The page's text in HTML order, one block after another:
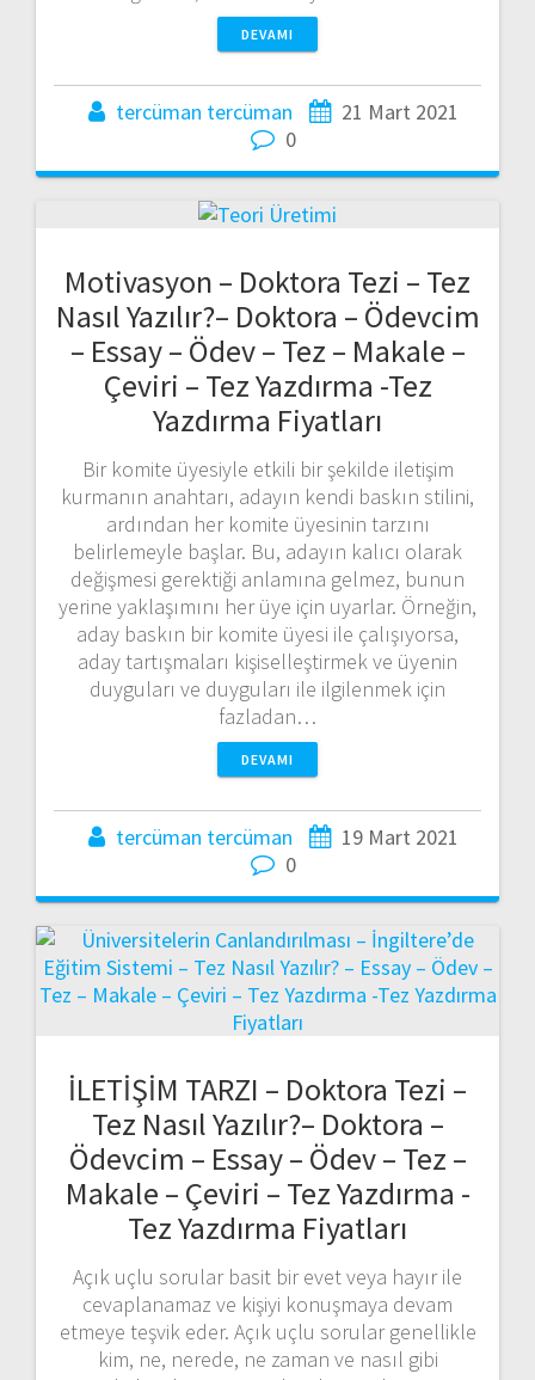
DEVAMI
tercüman tercüman
21 Mart 2021
0
Motivasyon – Doktora Tezi – Tez
Nasıl Yazılır?– Doktora – Ödevcim
– Essay – Ödev – Tez – Makale –
Çeviri – Tez Yazdırma -Tez
Yazdırma Fiyatları
Bir komite üyesiyle etkili bir şekilde iletişim
kurmanın anahtarı, adayın kendi baskın stilini,
ardından her komite üyesinin tarzını
belirlemeyle başlar. Bu, adayın kalıcı olarak
değişmesi gerektiği anlamına gelmez, bunun
yerine yaklaşımını her üye için uyarlar. Örneğin,
aday baskın bir komite üyesi ile çalışıyorsa,
aday tartışmaları kişiselleştirmek ve üyenin
duyguları ve duyguları ile ilgilenmek için
fazladan…
DEVAMI
tercüman tercüman
19 Mart 2021
0
İLETİŞİM TARZI – Doktora Tezi –
Tez Nasıl Yazılır?– Doktora –
Ödevcim – Essay – Ödev – Tez –
Makale – Çeviri – Tez Yazdırma -
Tez Yazdırma Fiyatları
Açık uçlu sorular basit bir evet veya hayır ile
cevaplanamaz ve kişiyi konuşmaya devam
etmeye teşvik eder. Açık uçlu sorular genellikle
kim, ne, nerede, ne zaman ve nasıl gibi